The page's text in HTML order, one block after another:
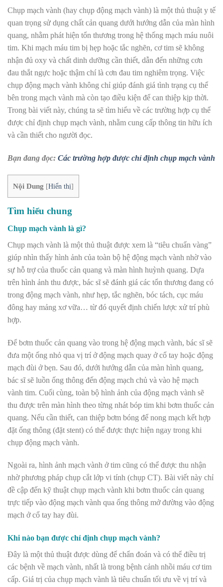
Chụp mạch vành (hay chụp động mạch vành) là một thủ thuật y tế
quan trọng sử dụng chất cản quang dưới hướng dẫn của màn hình
quang, nhằm phát hiện tổn thương trong hệ thống mạch máu nuôi
tim. Khi mạch máu tim bị hẹp hoặc tắc nghẽn, cơ tim sẽ không
nhận đủ oxy và chất dinh dưỡng cần thiết, dẫn đến những cơn
đau thắt ngực hoặc thậm chí là cơn đau tim nghiêm trọng. Việc
chụp động mạch vành không chỉ giúp đánh giá tình trạng cụ thể
bên trong mạch vành mà còn tạo điều kiện để can thiệp kịp thời.
Trong bài viết này, chúng ta sẽ tìm hiểu về các trường hợp cụ thể
được chỉ định chụp mạch vành, nhằm cung cấp thông tin hữu ích
và cần thiết cho người đọc.
Bạn đang đọc: Các trường hợp được chỉ định chụp mạch vành
Nội Dung [Hiển thị]
Tìm hiểu chung
Chụp mạch vành là gì?
Chụp mạch vành là một thủ thuật được xem là “tiêu chuẩn vàng”
giúp nhìn thấy hình ảnh của toàn bộ hệ động mạch vành nhờ vào
sự hỗ trợ của thuốc cản quang và màn hình huỳnh quang. Dựa
trên hình ảnh thu được, bác sĩ sẽ đánh giá các tổn thương đang có
trong động mạch vành, như hẹp, tắc nghẽn, bóc tách, cục máu
đông hay mảng xơ vữa… từ đó quyết định chiến lược xử trí phù
hợp.
Để bơm thuốc cản quang vào trong hệ động mạch vành, bác sĩ sẽ
đưa một ống nhỏ qua vị trí ở động mạch quay ở cổ tay hoặc động
mạch đùi ở bẹn. Sau đó, dưới hướng dẫn của màn hình quang,
bác sĩ sẽ luồn ống thông đến động mạch chủ và vào hệ mạch
vành tim. Cuối cùng, toàn bộ hình ảnh của động mạch vành sẽ
thu được trên màn hình theo từng nhát bóp tim khi bơm thuốc cản
quang. Nếu cần thiết, can thiệp bơm bóng để nong mạch kết hợp
đặt ống thông (đặt stent) có thể được thực hiện ngay trong khi
chụp động mạch vành.
Ngoài ra, hình ảnh mạch vành ở tim cũng có thể được thu nhận
nhờ phương pháp chụp cắt lớp vi tính (chụp CT). Bài viết này chỉ
đề cập đến kỹ thuật chụp mạch vành khi bơm thuốc cản quang
trực tiếp vào động mạch vành qua ống thông mở đường vào động
mạch ở cổ tay hay đùi.
Khi nào bạn được chỉ định chụp mạch vành?
Đây là một thủ thuật được dùng để chẩn đoán và có thể điều trị
các bệnh về mạch vành, nhất là trong bệnh cảnh nhồi máu cơ tim
cấp. Giá trị của chụp mạch vành là tiêu chuẩn tối ưu về vị trí và